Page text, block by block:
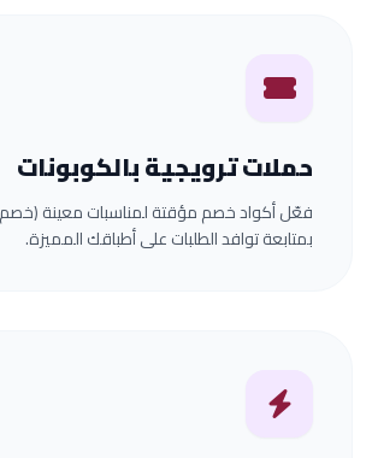
حملات ترويجية بالكوبونات
بمتابعة توافد الطلبات على أطباقك المميزة.